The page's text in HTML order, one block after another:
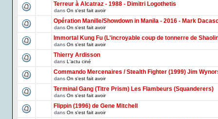
Terreur à Alcatraz - 1988 - Dimitri Logothetis
dans On s'est fait avoir
Opération Manille/Showdown in Manila - 2016 - Mark
dans On s'est fait avoir
Immortal Kung Fu (L'incroyable coup de tonnerre de
dans On s'est fait avoir
Thierry Ardisson
dans L'actu ciné
Commando Mercenaires / Stealth Fighter (1999) Jim
dans On s'est fait avoir
Terminal Gang (Titre Prism) Les Flambeurs (Squanderers)
dans On s'est fait avoir
Flippin (1996) de Gene Mitchell
dans On s'est fait avoir